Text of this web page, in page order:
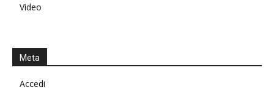
Video
Meta
Accedi